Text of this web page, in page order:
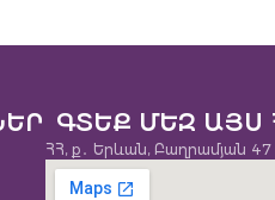
ԳՏԵՔ ՄԵԶ ԱՅՍ
ՀՀ, ք․ Երևան, Բաղրամյան 47